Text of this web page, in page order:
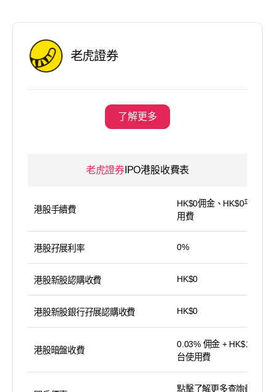
老虎證券
了解更多
老虎證券IPO港股收費表
港股手續費
HK$0佣金、HK$0平台使
用費
港股孖展利率 0%
港股新股認購收費 HK$0
港股新股銀行孖展認購收費 HK$0
港股暗盤收費
0.03% 佣金 + HK$15 平
台使用費
點擊了解更多查詢最新優